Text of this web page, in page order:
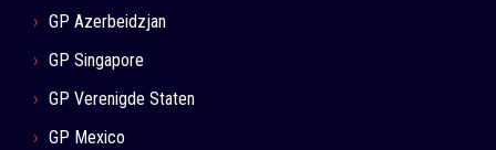
GP Azerbeidzjan
GP Singapore
GP Verenigde Staten
GP Mexico